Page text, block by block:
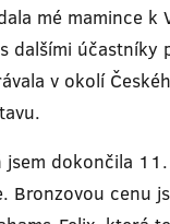
mé mamince k
dalšími účastníky
v okolí
jsem dokončila
Bronzovou cenu